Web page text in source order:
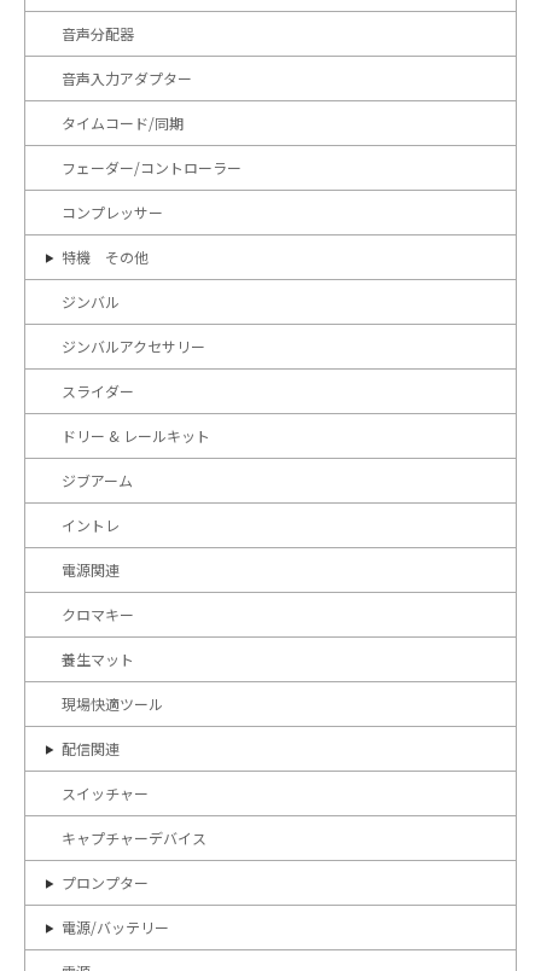
音声分配器
音声入力アダプター
タイムコード/同期
フェーダー/コントローラー
コンプレッサー
特機 その他
ジンバル
ジンバルアクセサリー
スライダー
ドリー & レールキット
ジブアーム
イントレ
電源関連
クロマキー
養生マット
現場快適ツール
配信関連
スイッチャー
キャプチャーデバイス
プロンプター
電源/バッテリー